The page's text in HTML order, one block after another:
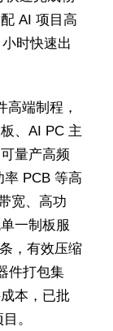
AI 项目高
时快速出
端制程，
、AI PC 主
量产高频
PCB 等高
宽、高功
一制板服
，有效压缩
件打包集
本，已批
。